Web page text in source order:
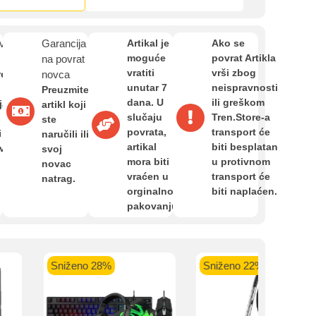
Garancija
na povrat
novca
Preuzmite
artikl koji
ste
naručili ili
svoj
novac
natrag.
Artikal je
moguće
vratiti
unutar 7
dana. U
slučaju
povrata,
artikal
mora biti
vraćen u
orginalnom
pakovanju.
Ako se
povrat Artikla
vrši zbog
neispravnosti
ili greškom
Tren.Store-a
transport će
biti besplatan
u protivnom
transport će
biti naplaćen.
Sniženo 28% Sniženo 22%
Informacije o dostavi
O nama
Privatnost kupca
Uvjeti i odredbe
ispod.
VISA
Sparkasse banka
Shop'n'Fun do 36 rata
Raiffeisen banka VISA
Magic Card do 36 rata